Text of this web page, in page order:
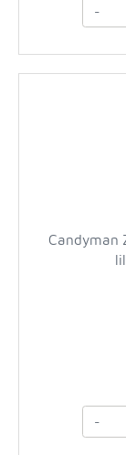
-
Candyman
-